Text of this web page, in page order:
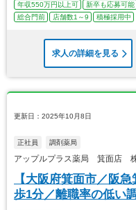
年収550万円以上可 新卒も応募可能
総合門前
店舗数1～9 積極採用中
求人の詳細を見る
更新日：2025年10月8日
正社員 調剤薬局
アップルプラス薬局 箕面店
【大阪府箕面市／阪
歩1分／離職率の低い